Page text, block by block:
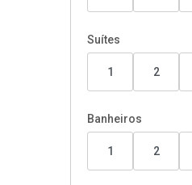
Suítes
1 2
Banheiros
1 2